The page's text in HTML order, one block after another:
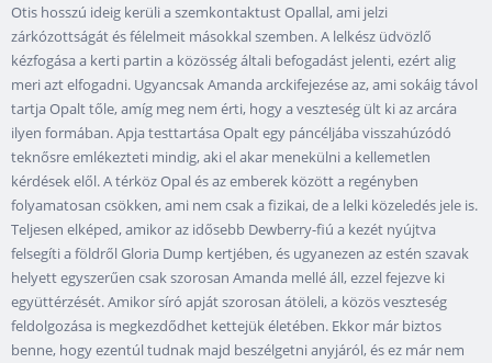
Otis hosszú ideig kerüli a szemkontaktust Opallal, ami jelzi
zárkózottságát és félelmeit másokkal szemben. A lelkész üdvözlő
kézfogása a kerti partin a közösség általi befogadást jelenti, ezért alig
meri azt elfogadni. Ugyancsak Amanda arckifejezése az, ami sokáig távol
tartja Opalt tőle, amíg meg nem érti, hogy a veszteség ült ki az arcára
ilyen formában. Apja testtartása Opalt egy páncéljába visszahúzódó
teknősre emlékezteti mindig, aki el akar menekülni a kellemetlen
kérdések elől. A térköz Opal és az emberek között a regényben
folyamatosan csökken, ami nem csak a fizikai, de a lelki közeledés jele is.
Teljesen elképed, amikor az idősebb Dewberry-fiú a kezét nyújtva
felsegíti a földről Gloria Dump kertjében, és ugyanezen az estén szavak
helyett egyszerűen csak szorosan Amanda mellé áll, ezzel fejezve ki
együttérzését. Amikor síró apját szorosan átöleli, a közös veszteség
feldolgozása is megkezdődhet kettejük életében. Ekkor már biztos
benne, hogy ezentúl tudnak majd beszélgetni anyjáról, és ez már nem